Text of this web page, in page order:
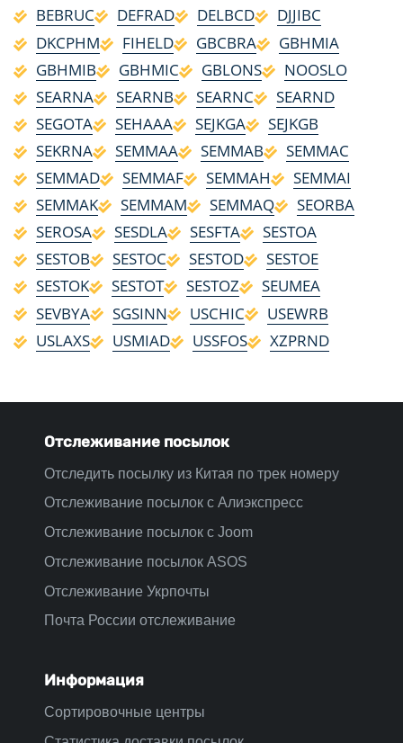
BEBRUC
DEFRAD DELBCD
DJJIBC
DKCPHM
FIHELD GBCBRA
GBHMIA
GBHMIB
GBHMIC GBLONS
NOOSLO
SEARNA
SEARNB SEARNC
SEARND
SEGOTA
SEHAAA SEJKGA
SEJKGB
SEKRNA
SEMMAA SEMMAB
SEMMAC
SEMMAD
SEMMAF SEMMAH
SEMMAI
SEMMAK
SEMMAM SEMMAQ
SEORBA
SEROSA
SESDLA SESFTA
SESTOA
SESTOB
SESTOC SESTOD
SESTOE
SESTOK
SESTOT SESTOZ
SEUMEA
SEVBYA
SGSINN USCHIC
USEWRB
USLAXS
USMIAD USSFOS XZPRND
Отслеживание посылок
Отследить посылку из Китая по трек номеру
Отслеживание посылок с Алиэкспресс
Отслеживание посылок с Joom
Отслеживание посылок ASOS
Отслеживание Укрпочты
Почта России отслеживание
Информация
Сортировочные центры